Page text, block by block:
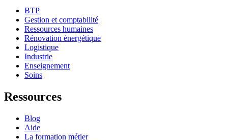
BTP
Gestion et comptabilité
Ressources humaines
Rénovation énergétique
Logistique
Industrie
Enseignement
Soins
Ressources
Blog
Aide
La formation métier